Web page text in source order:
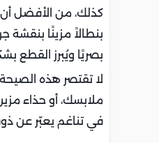
كذلك، من الأفضل أن
بنطالاً مزينًا بنقشة
بصريًا ويُبرز القطع
لا تقتصر هذه
ملابسك، أو حذاء
في تناغم يعبّر عن